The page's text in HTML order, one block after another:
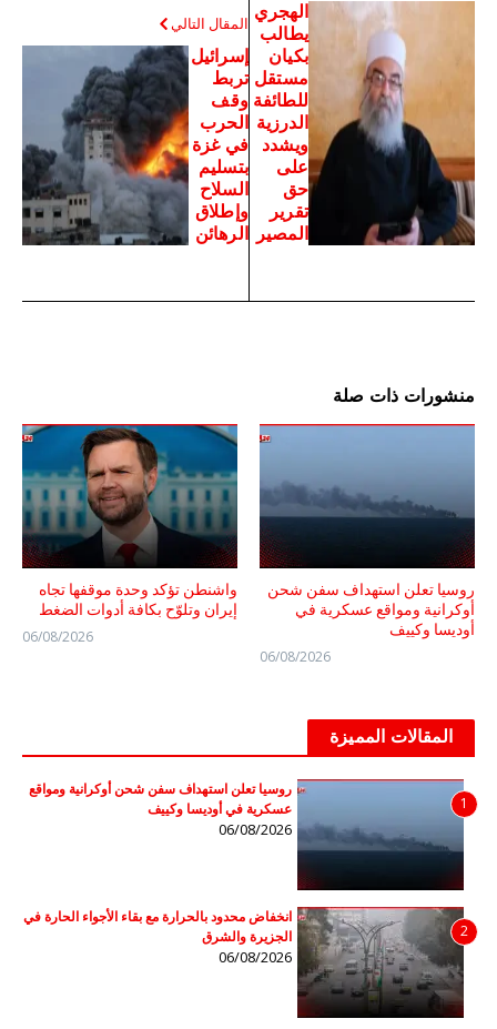
الهجري
يطالب
بكيان
مستقل
للطائفة
الدرزية
ويشدد
على
حق
تقرير
المصير
المقال التالي
إسرائيل
تربط
وقف
الحرب
في غزة
بتسليم
السلاح
وإطلاق
الرهائن
منشورات ذات صلة
روسيا تعلن استهداف سفن شحن
أوكرانية ومواقع عسكرية في
أوديسا وكييف
06/08/2026
واشنطن تؤكد وحدة موقفها تجاه
إيران وتلوّح بكافة أدوات الضغط
06/08/2026
المقالات المميزة
1
روسيا تعلن استهداف سفن شحن أوكرانية ومواقع
عسكرية في أوديسا وكييف
06/08/2026
2
انخفاض محدود بالحرارة مع بقاء الأجواء الحارة في
الجزيرة والشرق
06/08/2026